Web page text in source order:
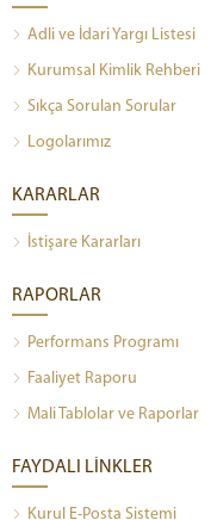
Adli ve İdari Yargı Listesi
Kurumsal Kimlik Rehberi
Sıkça Sorulan Sorular
Logolarımız
KARARLAR
İstişare Kararları
RAPORLAR
Performans Programı
Faaliyet Raporu
Mali Tablolar ve Raporlar
FAYDALI LİNKLER
Kurul E-Posta Sistemi